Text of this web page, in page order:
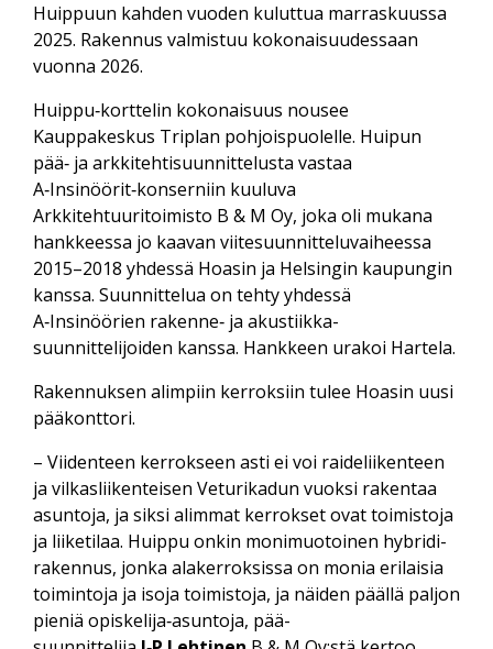
Huippuun kahden vuoden kuluttua marraskuussa
2025. Rakennus valmistuu kokonaisuudessaan
vuonna 2026.
Huippu‑korttelin kokonaisuus nousee
Kauppakeskus Triplan pohjois­puolelle. Huipun
pää‑ ja arkkitehti­suunnittelusta vastaa
A‑Insinöörit‑konserniin kuuluva
Arkkitehtuuritoimisto B & M Oy, joka oli mukana
hankkeessa jo kaavan viite­suunnittelu­vaiheessa
2015–2018 yhdessä Hoasin ja Helsingin kaupungin
kanssa. Suunnittelua on tehty yhdessä
A‑Insinöörien rakenne‑ ja akustiikka­
suunnittelijoiden kanssa. Hankkeen urakoi Hartela.
Rakennuksen alimpiin kerroksiin tulee Hoasin uusi
pääkonttori.
– Viidenteen kerrokseen asti ei voi raide­liikenteen
ja vilkas­liikenteisen Veturikadun vuoksi rakentaa
asuntoja, ja siksi alimmat kerrokset ovat toimistoja
ja liike­tilaa. Huippu onkin moni­muotoinen hybridi­
rakennus, jonka ala­kerroksissa on monia erilaisia
toimintoja ja isoja toimistoja, ja näiden päällä paljon
pieniä opiskelija‑asuntoja, pää­